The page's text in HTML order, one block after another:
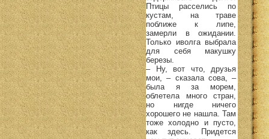
Птицы расселись по
кустам, на траве
поближе к липе,
замерли в ожидании.
Только иволга выбрала
для себя макушку
березы.
– Ну, вот что, друзья
мои, – сказала сова, –
была я за морем,
облетела много стран,
но нигде ничего
хорошего не нашла. Там
тоже холодно и пусто,
как здесь. Придется